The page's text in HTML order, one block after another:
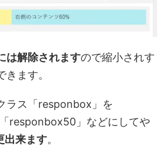
は解除されますので縮小されす
ます。
ラス「responbox」を
responbox50」などにしてや
出来ます。